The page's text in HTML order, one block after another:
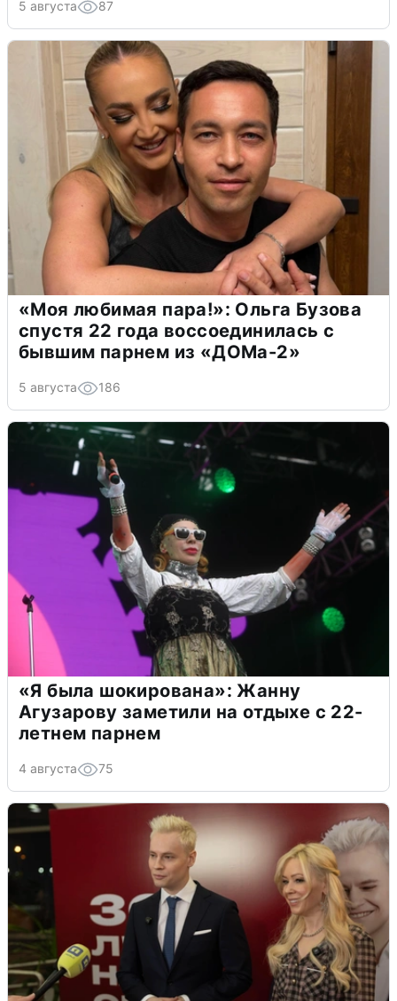
5 августа 87
«Моя любимая пара!»: Ольга Бузова
спустя 22 года воссоединилась с
бывшим парнем из «ДОМа-2»
5 августа 186
«Я была шокирована»: Жанну
Агузарову заметили на отдыхе с 22-
летнем парнем
4 августа 75